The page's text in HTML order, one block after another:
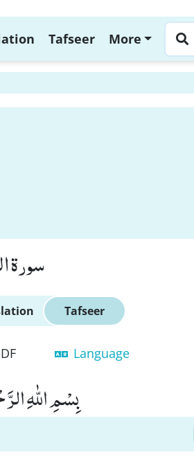
Tafseer More
سورة
Tafseer
Language
بِسْمِ اللّٰهِ